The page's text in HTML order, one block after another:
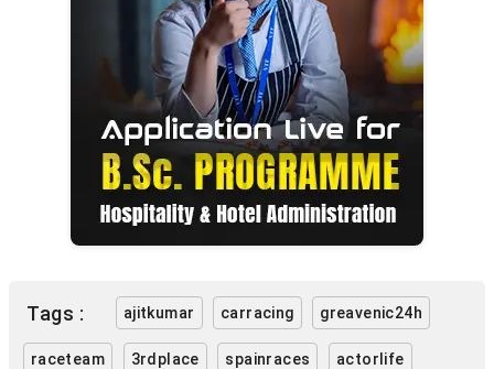
Tags : ajitkumar carracing greavenic24h
raceteam 3rdplace spainraces actorlife